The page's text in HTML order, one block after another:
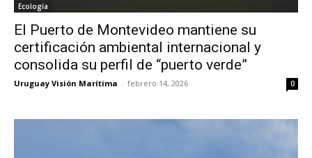
Ecología
El Puerto de Montevideo mantiene su
certificación ambiental internacional y
consolida su perfil de “puerto verde”
Uruguay Visión Marítima - febrero 14, 2026 0